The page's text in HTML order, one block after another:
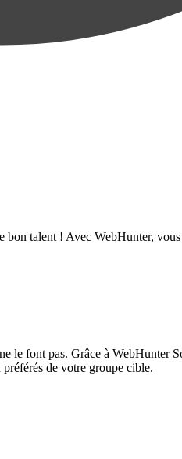
talent ! Avec WebHunter,
font pas. Grâce à WebHunter
de votre groupe cible.